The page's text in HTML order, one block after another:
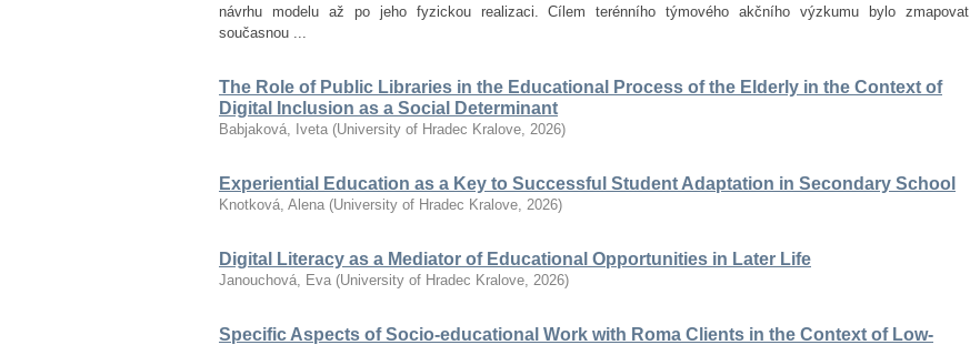
návrhu modelu až po jeho fyzickou realizaci. Cílem terénního týmového akčního výzkumu bylo zmapovat
současnou ...
The Role of Public Libraries in the Educational Process of the Elderly in the Context of
Digital Inclusion as a Social Determinant
Babjaková, Iveta (University of Hradec Kralove, 2026)
Experiential Education as a Key to Successful Student Adaptation in Secondary School
Knotková, Alena (University of Hradec Kralove, 2026)
Digital Literacy as a Mediator of Educational Opportunities in Later Life
Janouchová, Eva (University of Hradec Kralove, 2026)
Specific Aspects of Socio-educational Work with Roma Clients in the Context of Low-